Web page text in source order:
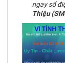
ngay số
Thiệu